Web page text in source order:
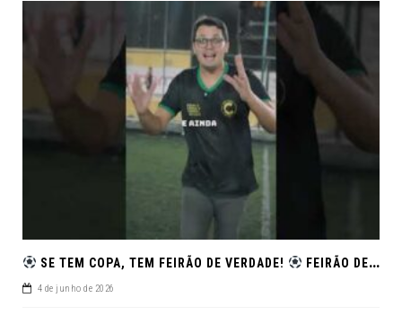
SE TEM COPA, TEM FEIRÃO DE VERDADE! FEIRÃO DE SEMINOVOS EM ALTA – ARACAJU
4 de junho de 2026